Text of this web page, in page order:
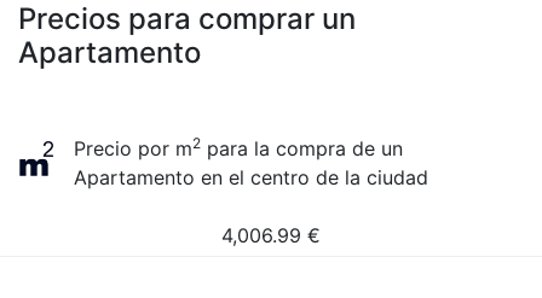
Precios para comprar un
Apartamento
Precio por m2 para la compra de un
Apartamento en el centro de la ciudad
4,006.99 €